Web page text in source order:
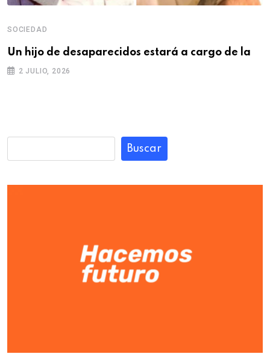
SOCIEDAD
Un hijo de desaparecidos estará a cargo de la
2 JULIO, 2026
Buscar